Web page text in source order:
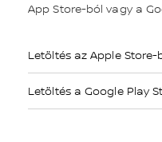
App Store-ból vagy a
Letöltés az Apple Store-
Letöltés a Google Play